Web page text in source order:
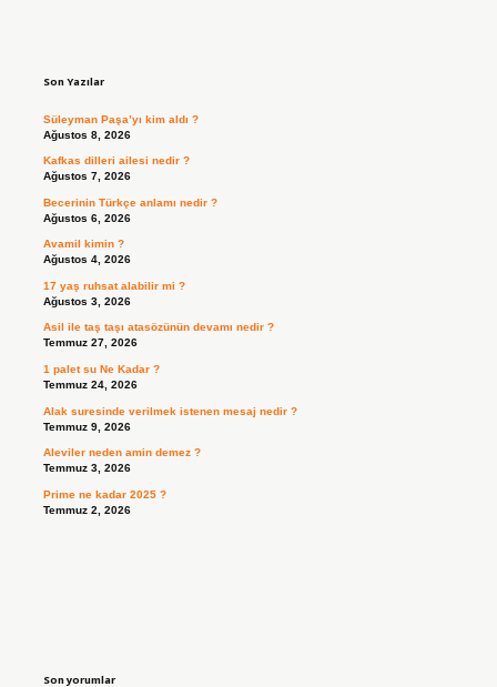
Son Yazılar
Süleyman Paşa’yı kim aldı ?
Ağustos 8, 2026
Kafkas dilleri ailesi nedir ?
Ağustos 7, 2026
Becerinin Türkçe anlamı nedir ?
Ağustos 6, 2026
Avamil kimin ?
Ağustos 4, 2026
17 yaş ruhsat alabilir mi ?
Ağustos 3, 2026
Asil ile taş taşı atasözünün devamı nedir ?
Temmuz 27, 2026
1 palet su Ne Kadar ?
Temmuz 24, 2026
Alak suresinde verilmek istenen mesaj nedir ?
Temmuz 9, 2026
Aleviler neden amin demez ?
Temmuz 3, 2026
Prime ne kadar 2025 ?
Temmuz 2, 2026
Son yorumlar